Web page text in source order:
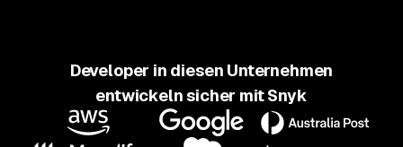
Developer in diesen Unternehmen
entwickeln sicher mit Snyk